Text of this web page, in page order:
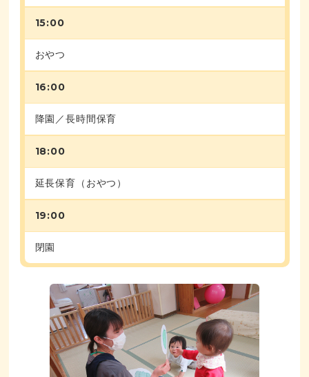
15:00
おやつ
16:00
降園／長時間保育
18:00
延長保育（おやつ）
19:00
閉園